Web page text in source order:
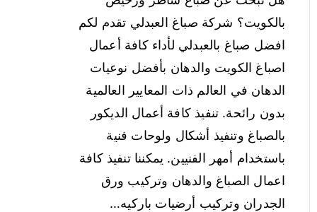
بالكويت؟ شركة صباغ العبدلي تقدم لكم
افضل صباغ بالعبدلي لأداء كافة أعمال
اصباغ الكويت والدهان بأفضل نوعيات
الدهان في العالم ذات المعايير العالمية
بدون رائحة. تنفيذ كافة أعمال الديكور
بالصباغ وتنفيذ أشكال ولوحات فنية
باستخدام أمهر الفنيين. يمكننا تنفيذ كافة
اعمال الصباغ والدهان وتركيب ورق
الجدران وتركيب أرضيات باركيه…